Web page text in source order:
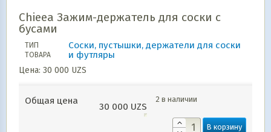
Chieea Зажим-держатель для соски с
бусами
ТИП
ТОВАРА
Соски, пустышки, держатели для соски
и футляры
Цена: 30 000 UZS
Общая цена
30 000 UZS
2 в наличии
В корзину